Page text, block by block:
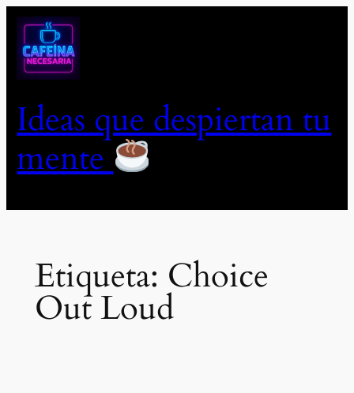
Saltar
contenido
Ideas que despiertan tu
mente
Etiqueta: Choice
Out Loud